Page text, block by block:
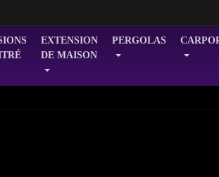
EXTENSION
DE MAISON
PERGOLAS